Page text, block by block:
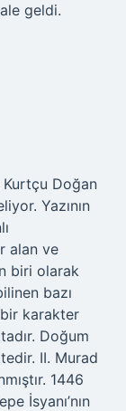
geldi.
Kurtçu Doğan
Yazının
alan ve
biri olarak
bazı
karakter
Doğum
II. Murad
1446
İsyanı’nın